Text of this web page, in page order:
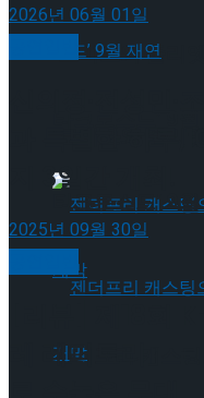
‘로미오와 줄리
젠더프리 캐스팅
타크로스드’ 9
2026년 06월 01일
지 3일간 개최!
2025년 09월 30일
레 레퍼토리」